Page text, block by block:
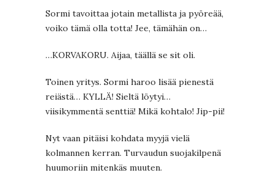
Sormi tavoittaa jotain metallista ja pyöreää,
voiko tämä olla totta! Jee, tämähän on…
…KORVAKORU. Aijaa, täällä se sit oli.
Toinen yritys. Sormi haroo lisää pienestä
reiästä… KYLLÄ! Sieltä löytyi…
viisikymmentä senttiä! Mikä kohtalo! Jip-pii!
Nyt vaan pitäisi kohdata myyjä vielä
kolmannen kerran. Turvaudun suojakilpenä
huumoriin mitenkäs muuten.